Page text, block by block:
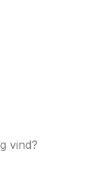
vind?